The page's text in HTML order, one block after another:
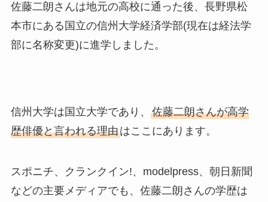
佐藤二朗さんは地元の高校に通った後、長野県松
本市にある国立の信州大学経済学部(現在は経法学
部に名称変更)に進学しました。
信州大学は国立大学であり、 佐藤二朗さんが高学
歴俳優と言われる理由はここにあります。
スポニチ、クランクイン!、modelpress、朝日新聞
などの主要メディアでも、佐藤二朗さんの学歴は